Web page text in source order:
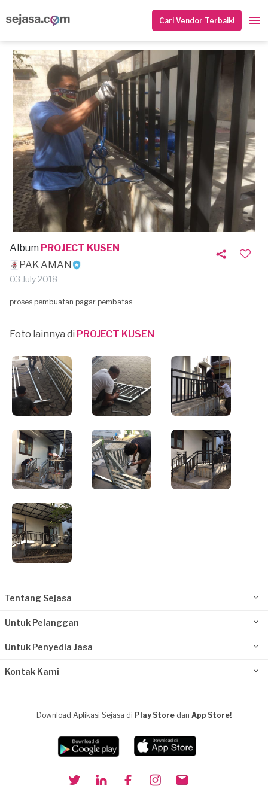
Cari Vendor Terbaik!
Album PROJECT KUSEN
PAK AMAN
03 July 2018
proses pembuatan pagar pembatas
Foto lainnya di PROJECT KUSEN
Tentang Sejasa
Untuk Pelanggan
Untuk Penyedia Jasa
Kontak Kami
Download Aplikasi Sejasa di Play Store dan App Store!